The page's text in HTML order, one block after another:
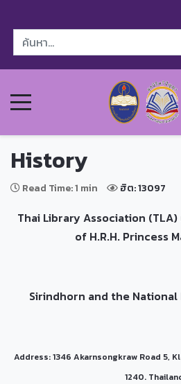
History
Read Time: 1 min ฮิต: 13097
Thai Library Association
of H.R.H. Princess
Sirindhorn and the
Address: 1346 Akarnsongkraw Road 5,
1240.